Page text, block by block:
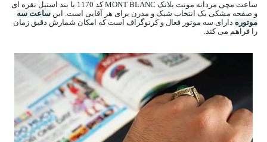
ساعت مچی مردانه مونت بلانک MONT BLANC کد 1170 با بند استیل نقره ای
و صفحه مشکی یک انتخاب شیک و مدرن برای هر آقایی است. این ساعت سه
موتوره دارای سه موتور فعال و کرنوگراف است که امکان شمارش دقیق زمان
را فراهم می کند.